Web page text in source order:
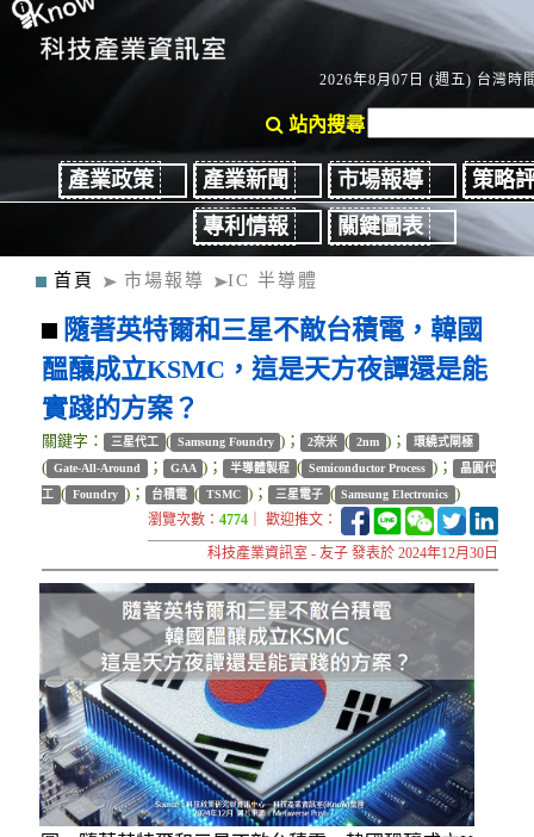
2026年8月07日 (週五) 台灣時
站內搜尋
產業政策 產業新聞 市場報導
策略
專利情報
關鍵圖表
首頁 市場報導 IC 半導體
隨著英特爾和三星不敵台積電，韓國
醞釀成立KSMC，這是天方夜譚還是能
實踐的方案？
關鍵字： 三星代工 ( Samsung Foundry )； 2奈米 ( 2nm )； 環繞式閘極
( Gate-All-Around ； GAA )； 半導體製程 ( Semiconductor Process )；
晶圓代
工
( Foundry )； 台積電 ( TSMC )； 三星電子 ( Samsung Electronics )
瀏覽次數：4774 ｜ 歡迎推文：
科技產業資訊室 - 友子 發表於 2024年12月30日